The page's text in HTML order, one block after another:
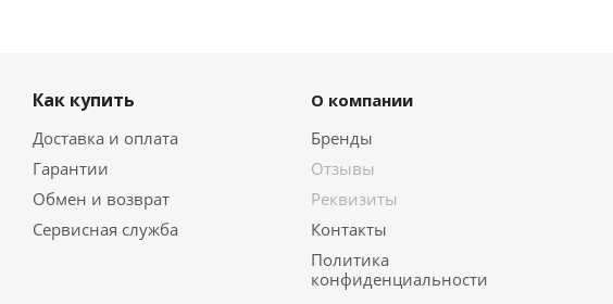
Как купить
Доставка и оплата
Гарантии
Обмен и возврат
Сервисная служба
О компании
Бренды
Отзывы
Реквизиты
Контакты
Политика
конфиденциальности